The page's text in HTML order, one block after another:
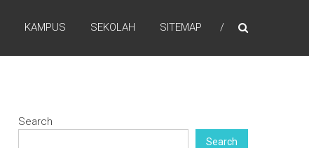
KAMPUS SEKOLAH SITEMAP
Search
Search